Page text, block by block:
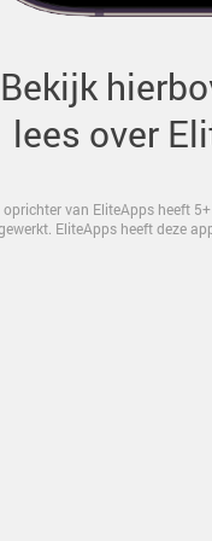
Bekijk
lees over
oprichter van EliteApps heeft
EliteApps heeft deze